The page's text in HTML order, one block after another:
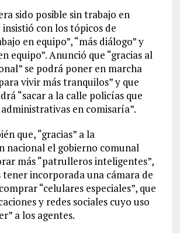
sido posible sin trabajo en
insistió con los tópicos de
en equipo”, “más diálogo” y
equipo”. Anunció que “gracias al
se podrá poner en marcha
vivir más tranquilos” y que
“sacar a la calle policías que
en comisaría”.
que, “gracias” a la
nacional el gobierno comunal
más “patrulleros inteligentes”,
incorporada una cámara de
“celulares especiales”, que
y redes sociales cuyo uso
a los agentes.